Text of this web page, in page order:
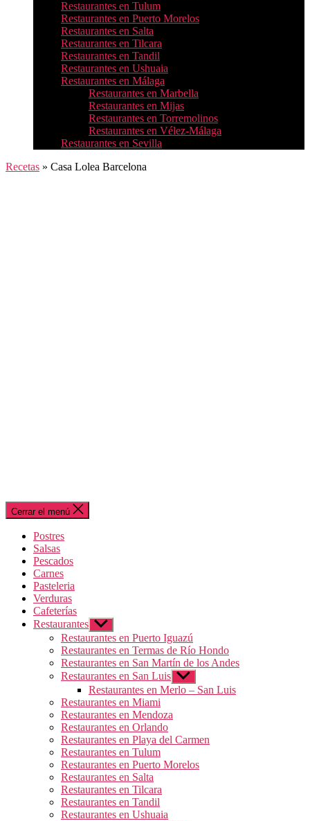
Restaurantes en Tulum
Restaurantes en Puerto Morelos
Restaurantes en Salta
Restaurantes en Tilcara
Restaurantes en Tandil
Restaurantes en Ushuaia
Restaurantes en Málaga
Restaurantes en Marbella
Restaurantes en Mijas
Restaurantes en Torremolinos
Restaurantes en Vélez-Málaga
Restaurantes en Sevilla
Recetas » Casa Lolea Barcelona
Cerrar el menú
Postres
Salsas
Pescados
Carnes
Pasteleria
Verduras
Cafeterías
Restaurantes Mostrar
el
submenú
Restaurantes en Puerto Iguazú
Restaurantes en Termas de Río Hondo
Restaurantes en San Martín de los Andes
Restaurantes en San Luis Mostrar
el
submenú
Restaurantes en Merlo – San Luis
Restaurantes en Miami
Restaurantes en Mendoza
Restaurantes en Orlando
Restaurantes en Playa del Carmen
Restaurantes en Tulum
Restaurantes en Puerto Morelos
Restaurantes en Salta
Restaurantes en Tilcara
Restaurantes en Tandil
Restaurantes en Ushuaia